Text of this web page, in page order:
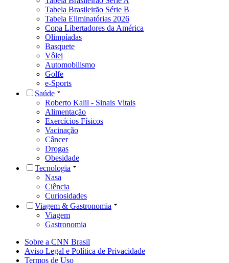
Tabela Brasileirão Série B
Tabela Eliminatórias 2026
Copa Libertadores da América
Olimpíadas
Basquete
Vôlei
Automobilismo
Golfe
e-Sports
Saúde
Roberto Kalil - Sinais Vitais
Alimentação
Exercícios Físicos
Vacinação
Câncer
Drogas
Obesidade
Tecnologia
Nasa
Ciência
Curiosidades
Viagem & Gastronomia
Viagem
Gastronomia
Sobre a CNN Brasil
Aviso Legal e Política de Privacidade
Termos de Uso